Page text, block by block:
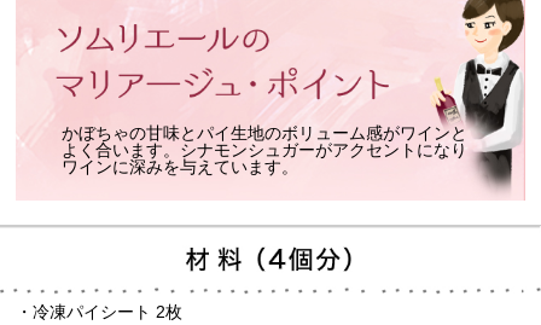
かぼちゃの甘味とパイ生地のボリューム感がワインと
よく合います。シナモンシュガーがアクセントになり
ワインに深みを与えています。
・冷凍パイシート 2枚